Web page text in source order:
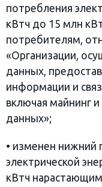
потребления
кВтч до 15 млн
потребителям,
«Организации,
данных,
информации и
включая майнинг
данных»;
• изменен нижний
электрической
кВтч